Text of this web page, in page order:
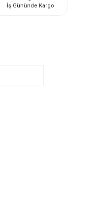
İş Gününde Kargo